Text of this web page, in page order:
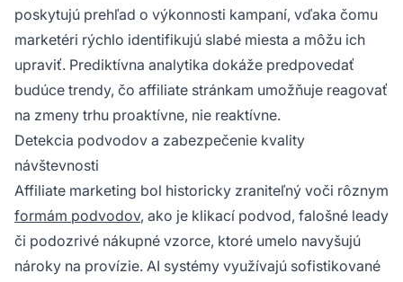
poskytujú prehľad o výkonnosti kampaní, vďaka čomu
marketéri rýchlo identifikujú slabé miesta a môžu ich
upraviť. Prediktívna analytika dokáže predpovedať
budúce trendy, čo affiliate stránkam umožňuje reagovať
na zmeny trhu proaktívne, nie reaktívne.
Detekcia podvodov a zabezpečenie kvality
návštevnosti
Affiliate marketing bol historicky zraniteľný voči rôznym
formám podvodov, ako je klikací podvod, falošné leady
či podozrivé nákupné vzorce, ktoré umelo navyšujú
nároky na provízie. AI systémy využívajú sofistikované